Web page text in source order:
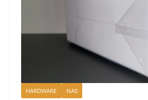
HARDWARE NAS